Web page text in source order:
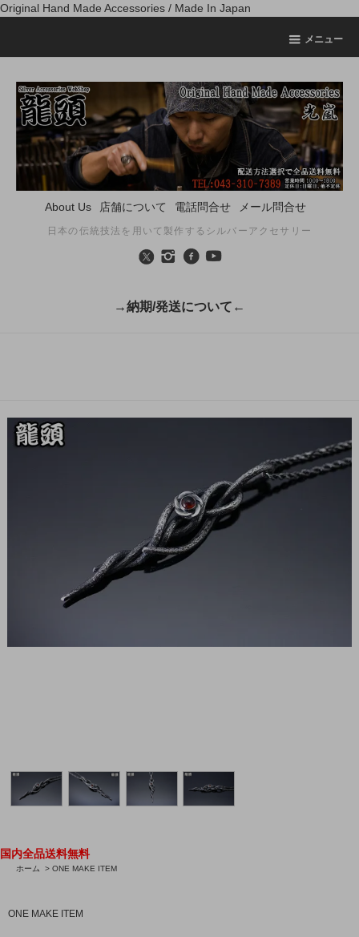
Original Hand Made Accessories / Made In Japan
メニュー
About Us 店舗について 電話問合せ メール問合せ
日本の伝統技法を用いて製作するシルバーアクセサリー
→納期/発送について←
国内全品送料無料
ホーム > ONE MAKE ITEM
ONE MAKE ITEM